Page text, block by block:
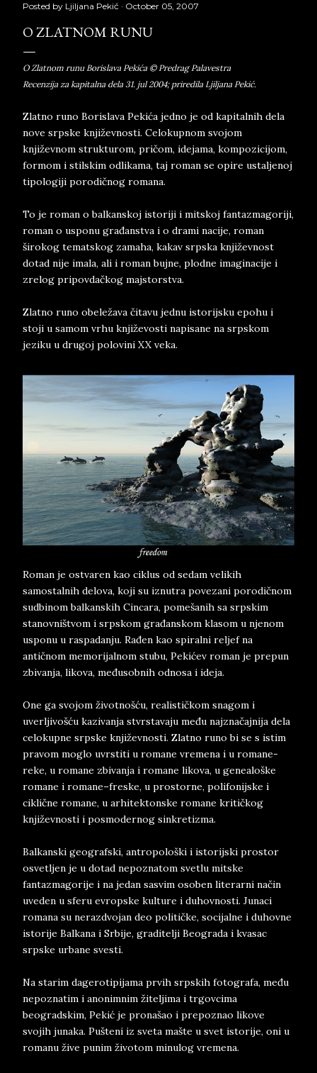
Posted by Ljiljana Pekić October 05, 2007
O ZLATNOM RUNU
O Zlatnom runu Borislava Pekića © Predrag Palavestra
Recenzija za kapitalna dela 31. jul 2004; priredila Ljiljana Pekić.
Zlatno runo Borislava Pekića jedno je od kapitalnih dela
nove srpske književnosti. Celokupnom svojom
književnom strukturom, pričom, idejama, kompozicijom,
formom i stilskim odlikama, taj roman se opire ustaljenoj
tipologiji porodičnog romana.
To je roman o balkanskoj istoriji i mitskoj fantazmagoriji,
roman o usponu građanstva i o drami nacije, roman
širokog tematskog zamaha, kakav srpska književnost
dotad nije imala, ali i roman bujne, plodne imaginacije i
zrelog pripovdačkog majstorstva.
Zlatno runo obeležava čitavu jednu istorijsku epohu i
stoji u samom vrhu književosti napisane na srpskom
jeziku u drugoj polovini XX veka.
Roman je ostvaren kao ciklus od sedam velikih
samostalnih delova, koji su iznutra povezani porodičnom
sudbinom balkanskih Cincara, pomešanih sa srpskim
stanovništvom i srpskom građanskom klasom u njenom
usponu u raspadanju. Rađen kao spiralni reljef na
antičnom memorijalnom stubu, Pekićev roman je prepun
zbivanja, likova, međusobnih odnosa i ideja.
One ga svojom životnošću, realističkom snagom i
uverljivošću kazivanja stvrstavaju među najznačajnija dela
celokupne srpske književnosti. Zlatno runo bi se s istim
pravom moglo uvrstiti u romane vremena i u romane-
reke, u romane zbivanja i romane likova, u genealoške
romane i romane–freske, u prostorne, polifonijske i
ciklične romane, u arhitektonske romane kritičkog
književnosti i posmodernog sinkretizma.
Balkanski geografski, antropološki i istorijski prostor
osvetljen je u dotad nepoznatom svetlu mitske
fantazmagorije i na jedan sasvim osoben literarni način
uveden u sferu evropske kulture i duhovnosti. Junaci
romana su nerazdvojan deo političke, socijalne i duhovne
istorije Balkana i Srbije, graditelji Beograda i kvasac
srpske urbane svesti.
Na starim dagerotipijama prvih srpskih fotografa, među
nepoznatim i anonimnim žiteljima i trgovcima
beogradskim, Pekić je pronašao i prepoznao likove
svojih junaka. Pušteni iz sveta mašte u svet istorije, oni u
romanu žive punim životom minulog vremena.